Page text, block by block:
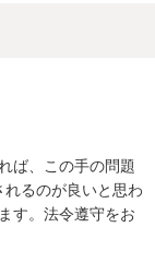
ば、この手の問題
るのが良いと思わ
す。法令遵守をお